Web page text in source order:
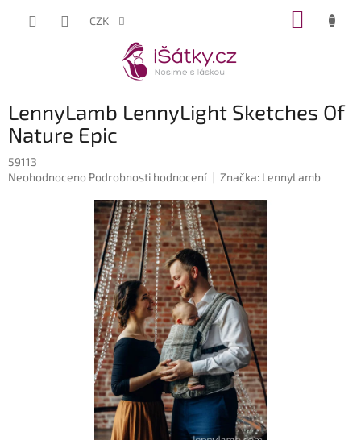
CZK
LennyLamb LennyLight Sketches Of
Nature Epic
59113
Průměrné
Neohodnoceno Podrobnosti hodnocení Značka: LennyLamb